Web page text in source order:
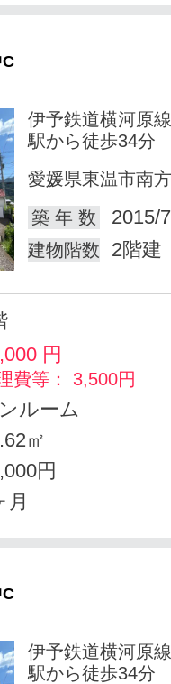
伊予鉄道横河原
駅から徒歩34分
愛媛県東温市南方
築 年 数
2015/
建物階数 2階建
円
費等： 3,500円
ルーム
㎡
円
月
伊予鉄道横河原
駅から徒歩34分